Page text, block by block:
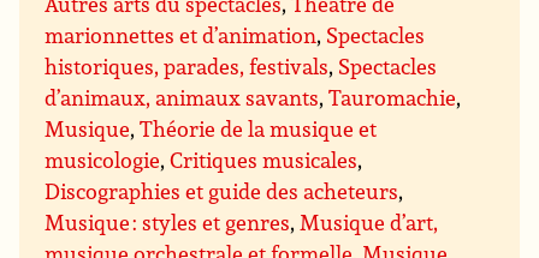
marionnettes et d’animation, Spectacles
historiques, parades, festivals, Spectacles
d’animaux, animaux savants,Tauromachie,
Musique,Théorie de la musique et
musicologie,Critiques musicales,
Discographies et guide des acheteurs,
Musique : styles et genres,Musique d’art,